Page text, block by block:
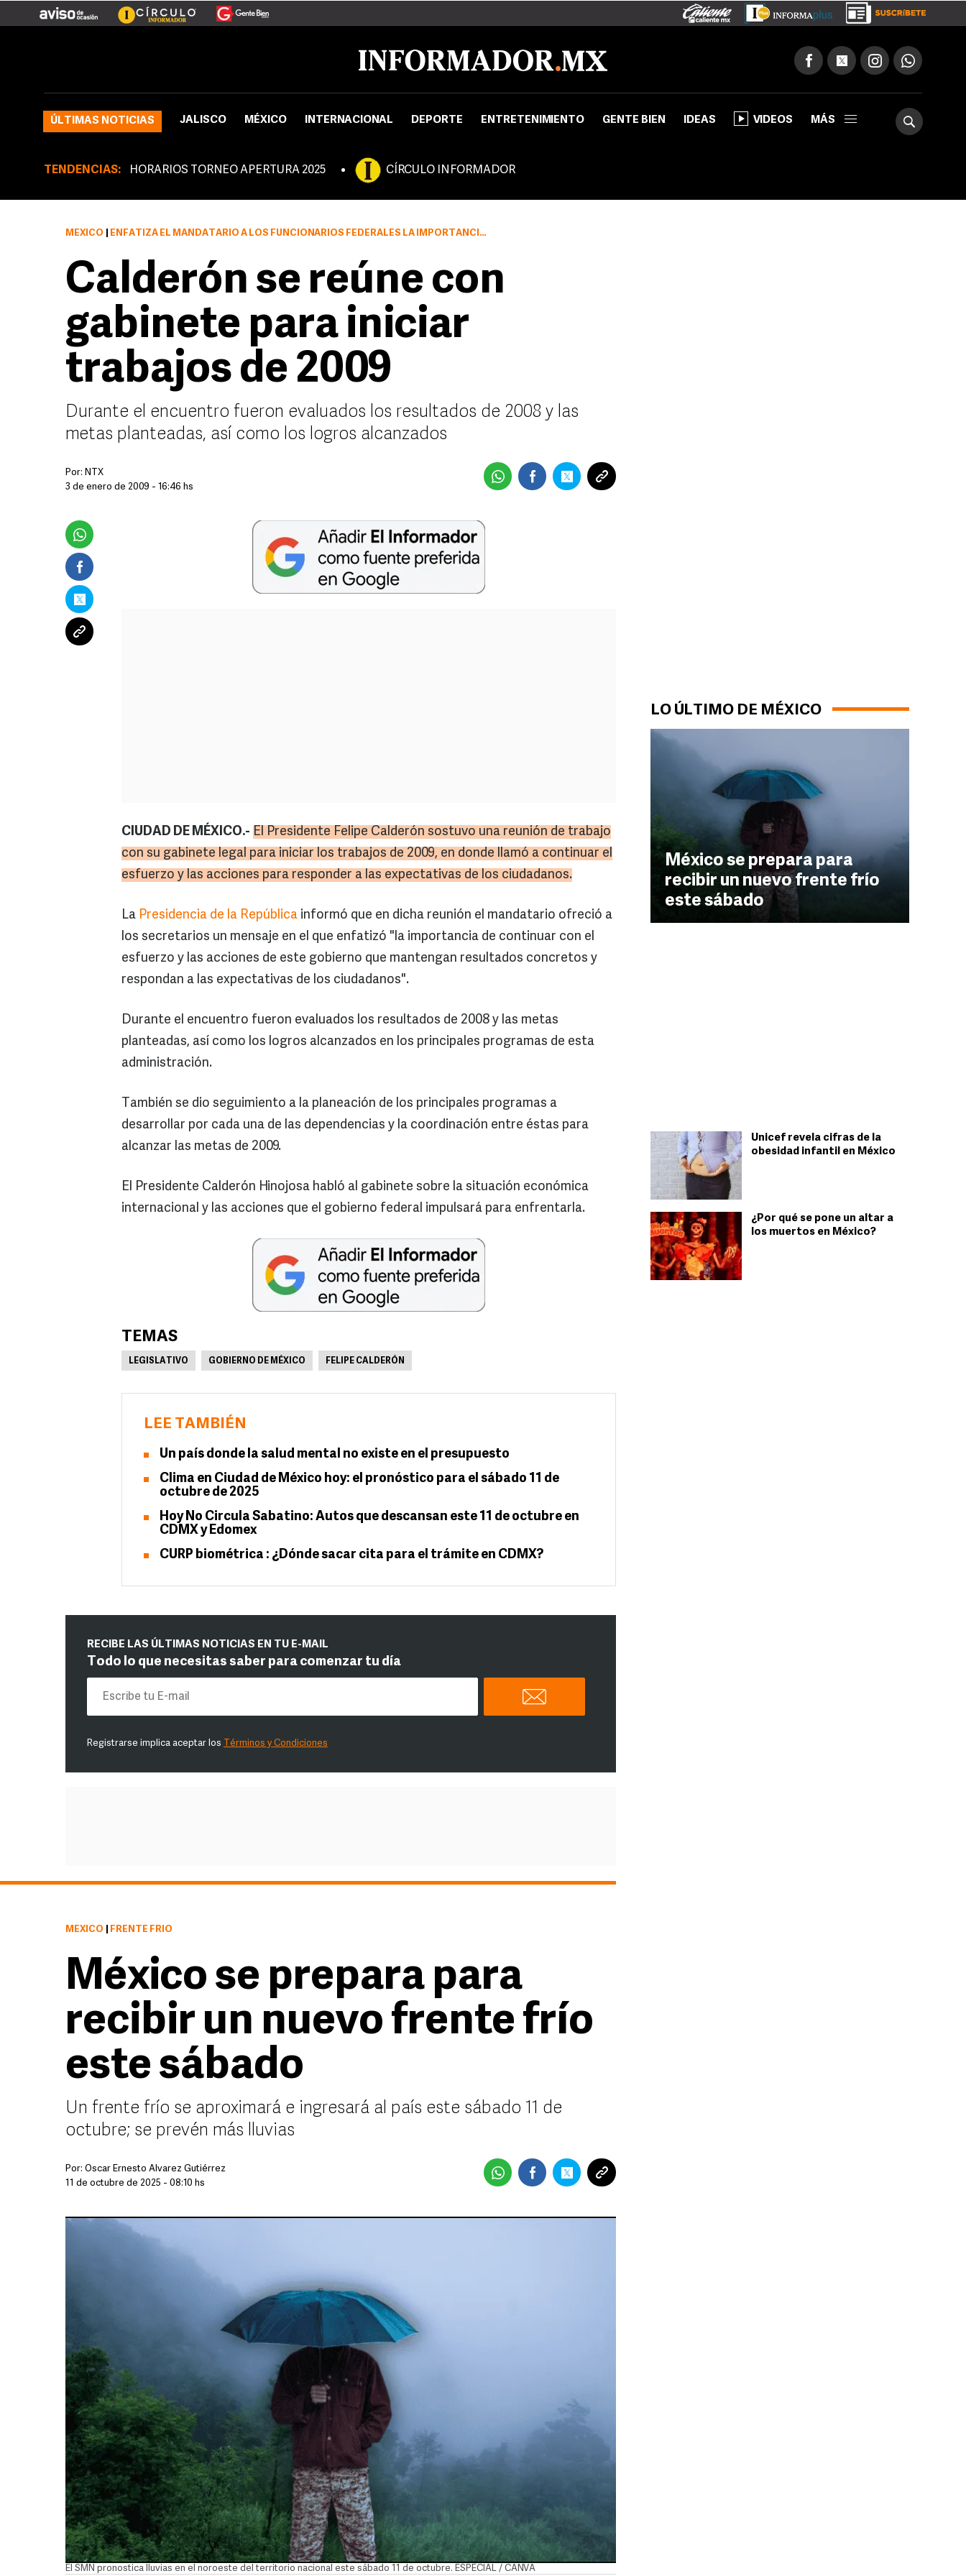
ÚLTIMAS NOTICIAS JALISCO MÉXICO INTERNACIONAL DEPORTE ENTRETENIMIENTO GENTE BIEN IDEAS VIDEOS MÁS
TENDENCIAS: HORARIOS TORNEO APERTURA 2025 CÍRCULO INFORMADOR
LO ÚLTIMO DE MÉXICO
México se prepara para
recibir un nuevo frente frío
este sábado
Unicef revela cifras de la
obesidad infantil en México
¿Por qué se pone un altar a
los muertos en México?
MÉXICO ENFATIZA EL MANDATARIO A LOS FUNCIONARIOS FEDERALES LA IMPORTANCIA DE PERMANECER ESFORZÁNDOSE CON LAS ACCIONES QUE EMPRENDE EL GOBIERNO
Calderón se reúne con
gabinete para iniciar
trabajos de 2009
Durante el encuentro fueron evaluados los resultados de 2008 y las
metas planteadas, así como los logros alcanzados
Por: NTX
3 de enero de 2009 - 16:46 hs
CIUDAD DE MÉXICO.- El Presidente Felipe Calderón sostuvo una reunión de trabajo
con su gabinete legal para iniciar los trabajos de 2009, en donde llamó a continuar el
esfuerzo y las acciones para responder a las expectativas de los ciudadanos.
La Presidencia de la República informó que en dicha reunión el mandatario ofreció a
los secretarios un mensaje en el que enfatizó "la importancia de continuar con el
esfuerzo y las acciones de este gobierno que mantengan resultados concretos y
respondan a las expectativas de los ciudadanos".
Durante el encuentro fueron evaluados los resultados de 2008 y las metas
planteadas, así como los logros alcanzados en los principales programas de esta
administración.
También se dio seguimiento a la planeación de los principales programas a
desarrollar por cada una de las dependencias y la coordinación entre éstas para
alcanzar las metas de 2009.
El Presidente Calderón Hinojosa habló al gabinete sobre la situación económica
internacional y las acciones que el gobierno federal impulsará para enfrentarla.
TEMAS
LEGISLATIVO GOBIERNO DE MÉXICO FELIPE CALDERÓN
LEE TAMBIÉN
Un país donde la salud mental no existe en el presupuesto
Clima en Ciudad de México hoy: el pronóstico para el sábado 11 de
octubre de 2025
Hoy No Circula Sabatino: Autos que descansan este 11 de octubre en
CDMX y Edomex
CURP biométrica : ¿Dónde sacar cita para el trámite en CDMX?
RECIBE LAS ÚLTIMAS NOTICIAS EN TU E-MAIL
Todo lo que necesitas saber para comenzar tu día
Registrarse implica aceptar los Términos y Condiciones
MÉXICO FRENTE FRÍO
México se prepara para
recibir un nuevo frente frío
este sábado
Un frente frío se aproximará e ingresará al país este sábado 11 de
octubre; se prevén más lluvias
Por: Óscar Ernesto Álvarez Gutiérrez
11 de octubre de 2025 - 08:10 hs
El SMN pronostica lluvias en el noroeste del territorio nacional este sábado 11 de octubre. ESPECIAL / CANVA